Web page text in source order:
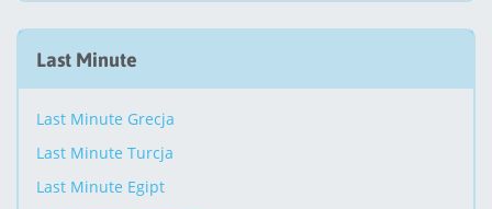
Last Minute
Last Minute Grecja
Last Minute Turcja
Last Minute Egipt